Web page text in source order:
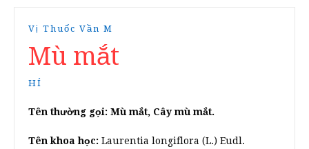
Vị Thuốc Vần M
Mù mắt
HÍ
Tên thường gọi: Mù mắt, Cây mù mắt.
Tên khoa học: Laurentia longiflora (L.) Eudl.